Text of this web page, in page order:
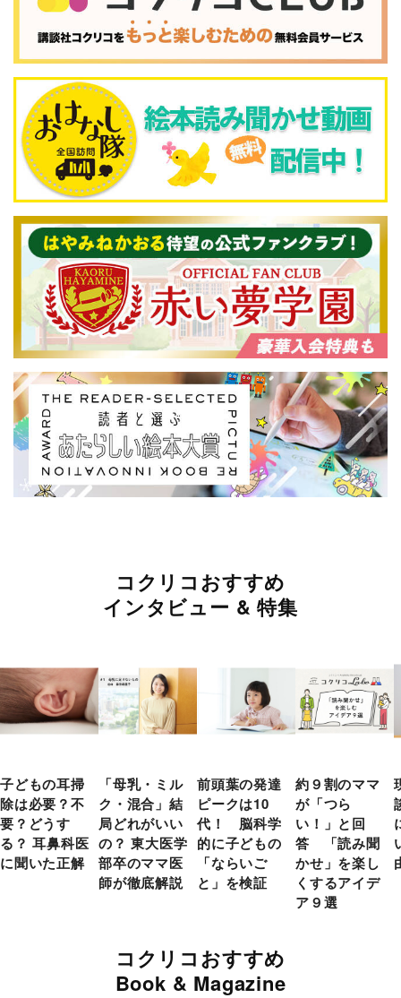
コクリコおすすめ
インタビュー & 特集
子どもの耳掃
除は必要？不
要？どうす
る？ 耳鼻科医
に聞いた正解
「母乳・ミル
ク・混合」結
局どれがいい
の？ 東大医学
部卒のママ医
師が徹底解説
前頭葉の発達
ピークは10
代！ 脳科学
的に子どもの
「ならいご
と」を検証
約９割のママ
が「つら
い！」と回
答 「読み聞
かせ」を楽し
くするアイデ
ア９選
コクリコおすすめ
Book & Magazine